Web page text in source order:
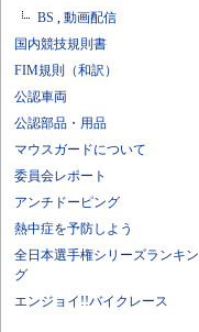
BS , 動画配信
国内競技規則書
FIM規則（和訳）
公認車両
公認部品・用品
マウスガードについて
委員会レポート
アンチドーピング
熱中症を予防しよう
全日本選手権シリーズランキン
グ
エンジョイ!!バイクレース